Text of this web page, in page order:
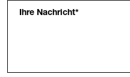
Ihre Nachricht*